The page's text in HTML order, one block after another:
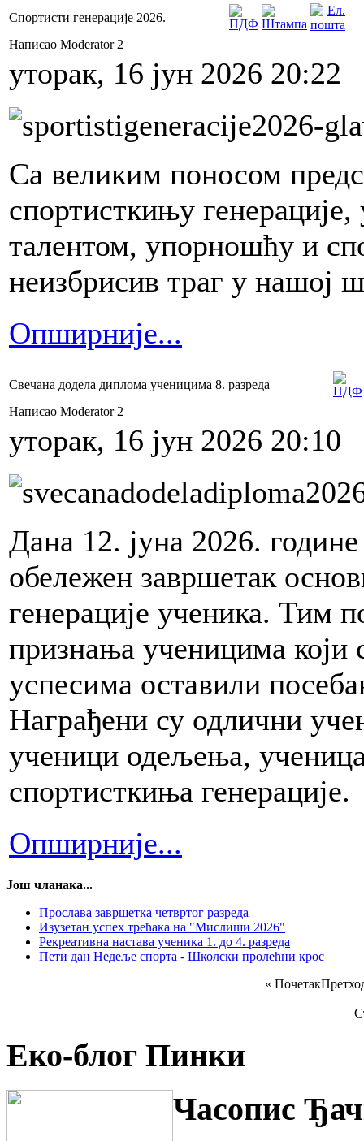
Спортисти генерације 2026.
Написао Moderator 2
уторак, 16 јун 2026 20:22
Са великим поносом
спортисткињу генерације,
талентом, упорношћу и
неизбрисив траг у нашој
Опширније...
Свечана додела диплома ученицима 8. разреда
Написао Moderator 2
уторак, 16 јун 2026 20:10
Дана 12. јуна 2026. године
обележен завршетак
генерације ученика. Тим
признања ученицима који
успесима оставили
Награђени су одлични
ученици одељења,
спортисткиња генерације.
Опширније...
Још чланака...
Прослава завршетка четвртог разреда
Изузетан успех трећака на "Мислиши 2026"
Рекреативна настава ученика 1. до 4. разреда
Пети дан Недеље спорта - Школски пролећни крос
« Почетак
Еко-блог Пинки
Часопис